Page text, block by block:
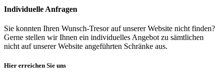
Individuelle Anfragen
Sie konnten Ihren Wunsch-Tresor auf unserer Website nicht finden?
Gerne stellen wir Ihnen ein individuelles Angebot zu sämtlichen
nicht auf unserer Website angeführten Schränke aus.
Hier erreichen Sie uns